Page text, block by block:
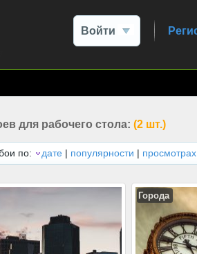
Войти
для рабочего стола: (2 шт.)
по: дате | популярности | просмотрах
Города